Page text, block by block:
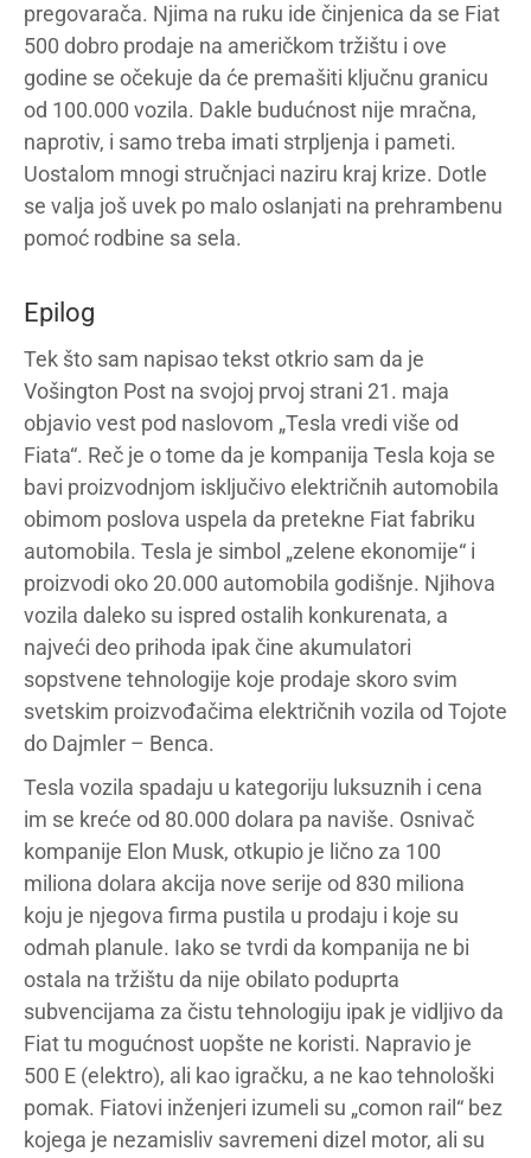
pregovarača. Njima na ruku ide činjenica da se Fiat
500 dobro prodaje na američkom tržištu i ove
godine se očekuje da će premašiti ključnu granicu
od 100.000 vozila. Dakle budućnost nije mračna,
naprotiv, i samo treba imati strpljenja i pameti.
Uostalom mnogi stručnjaci naziru kraj krize. Dotle
se valja još uvek po malo oslanjati na prehrambenu
pomoć rodbine sa sela.
Epilog
Tek što sam napisao tekst otkrio sam da je
Vošington Post na svojoj prvoj strani 21. maja
objavio vest pod naslovom „Tesla vredi više od
Fiata“. Reč je o tome da je kompanija Tesla koja se
bavi proizvodnjom isključivo električnih automobila
obimom poslova uspela da pretekne Fiat fabriku
automobila. Tesla je simbol „zelene ekonomije“ i
proizvodi oko 20.000 automobila godišnje. Njihova
vozila daleko su ispred ostalih konkurenata, a
najveći deo prihoda ipak čine akumulatori
sopstvene tehnologije koje prodaje skoro svim
svetskim proizvođačima električnih vozila od Tojote
do Dajmler – Benca.
Tesla vozila spadaju u kategoriju luksuznih i cena
im se kreće od 80.000 dolara pa naviše. Osnivač
kompanije Elon Musk, otkupio je lično za 100
miliona dolara akcija nove serije od 830 miliona
koju je njegova firma pustila u prodaju i koje su
odmah planule. Iako se tvrdi da kompanija ne bi
ostala na tržištu da nije obilato poduprta
subvencijama za čistu tehnologiju ipak je vidljivo da
Fiat tu mogućnost uopšte ne koristi. Napravio je
500 E (elektro), ali kao igračku, a ne kao tehnološki
pomak. Fiatovi inženjeri izumeli su „comon rail“ bez
kojega je nezamisliv savremeni dizel motor, ali su